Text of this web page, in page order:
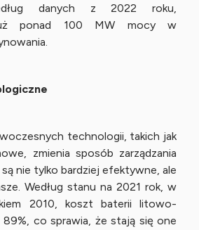
danych z 2022 roku,
ponad 100 MW mocy w
technologii, takich jak
zmienia sposób zarządzania
nie tylko bardziej efektywne, ale
Według stanu na 2021 rok, w
2010, koszt baterii litowo-
co sprawia, że stają się one